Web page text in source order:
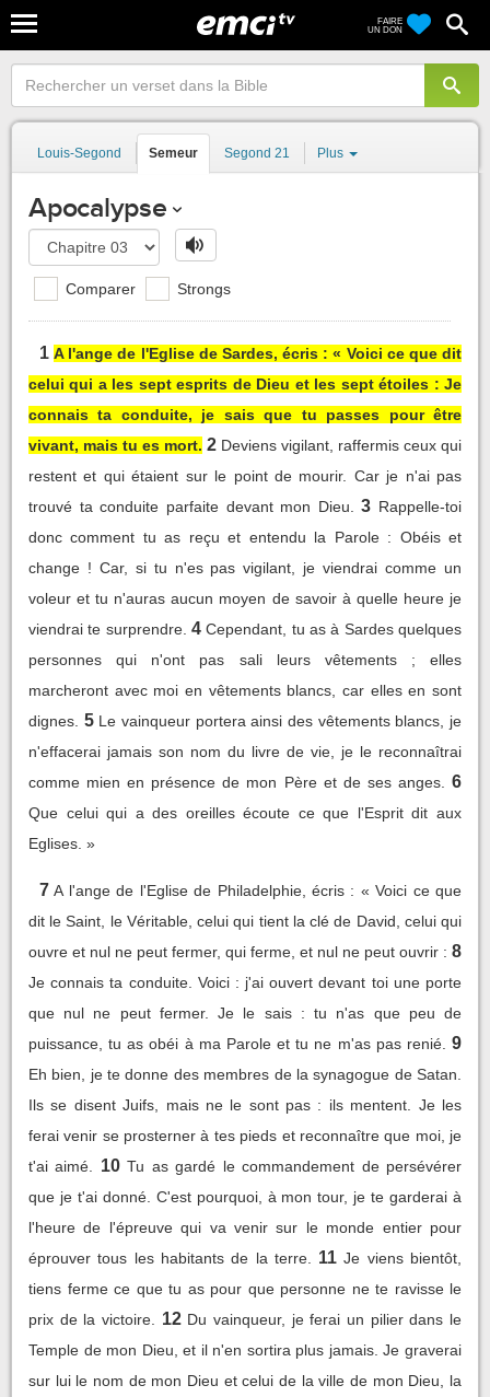
FAIRE
UN DON
Louis-Segond Semeur Segond 21 Plus
Apocalypse
Comparer Strongs
1 A l'ange de l'Eglise de Sardes, écris : « Voici ce que dit
celui qui a les sept esprits de Dieu et les sept étoiles : Je
connais ta conduite, je sais que tu passes pour être
vivant, mais tu es mort. 2 Deviens vigilant, raffermis ceux qui
restent et qui étaient sur le point de mourir. Car je n'ai pas
trouvé ta conduite parfaite devant mon Dieu.
3 Rappelle-toi
donc comment tu as reçu et entendu la Parole : Obéis et
change ! Car, si tu n'es pas vigilant, je viendrai comme un
voleur et tu n'auras aucun moyen de savoir à quelle heure je
viendrai te surprendre. 4 Cependant, tu as à Sardes quelques
personnes qui n'ont pas sali leurs vêtements ; elles
marcheront avec moi en vêtements blancs, car elles en sont
dignes. 5 Le vainqueur portera ainsi des vêtements blancs, je
n'effacerai jamais son nom du livre de vie, je le reconnaîtrai
comme mien en présence de mon Père et de ses anges.
6
Que celui qui a des oreilles écoute ce que l'Esprit dit aux
Eglises. »
7 A l'ange de l'Eglise de Philadelphie, écris : « Voici ce que
dit le Saint, le Véritable, celui qui tient la clé de David, celui qui
ouvre et nul ne peut fermer, qui ferme, et nul ne peut ouvrir : 8
Je connais ta conduite. Voici : j'ai ouvert devant toi une porte
que nul ne peut fermer. Je le sais : tu n'as que peu de
puissance, tu as obéi à ma Parole et tu ne m'as pas renié. 9
Eh bien, je te donne des membres de la synagogue de Satan.
Ils se disent Juifs, mais ne le sont pas : ils mentent. Je les
ferai venir se prosterner à tes pieds et reconnaître que moi, je
t'ai aimé.
10 Tu as gardé le commandement de persévérer
que je t'ai donné. C'est pourquoi, à mon tour, je te garderai à
l'heure de l'épreuve qui va venir sur le monde entier pour
éprouver tous les habitants de la terre.
11 Je viens bientôt,
tiens ferme ce que tu as pour que personne ne te ravisse le
prix de la victoire.
12 Du vainqueur, je ferai un pilier dans le
Temple de mon Dieu, et il n'en sortira plus jamais. Je graverai
sur lui le nom de mon Dieu et celui de la ville de mon Dieu, la